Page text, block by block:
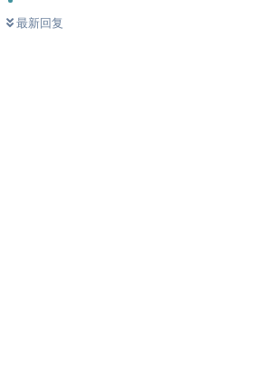
最新回复